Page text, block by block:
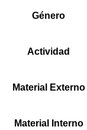
Género
Actividad
Material Externo
Material Interno